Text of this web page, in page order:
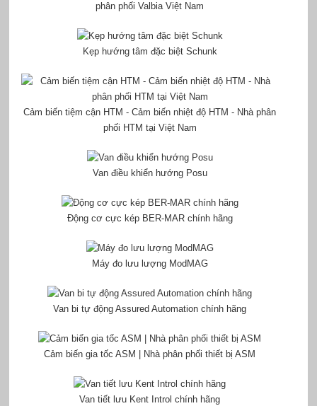
phân phối Valbia Việt Nam
Kẹp hướng tâm đặc biệt Schunk
Cảm biến tiệm cận HTM - Cảm biến nhiệt độ HTM - Nhà phân
phối HTM tại Việt Nam
Van điều khiển hướng Posu
Động cơ cực kép BER-MAR chính hãng
Máy đo lưu lượng ModMAG
Van bi tự động Assured Automation chính hãng
Cảm biến gia tốc ASM | Nhà phân phối thiết bị ASM
Van tiết lưu Kent Introl chính hãng